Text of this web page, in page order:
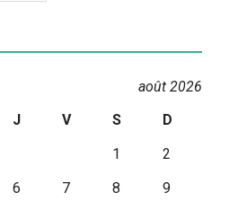
août 2026
J V S
D
1
2
6 7 8
9